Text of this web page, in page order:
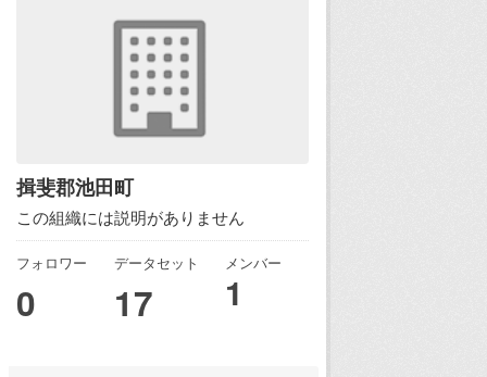
揖斐郡池田町
この組織には説明がありません
フォロワー
0
データセット
17
メンバー
1